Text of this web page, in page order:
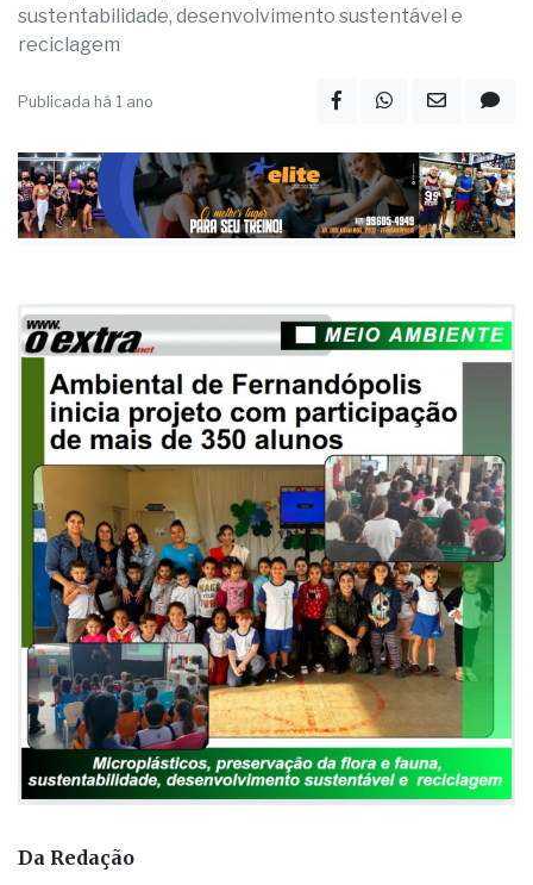
Microplásticos, preservação da flora e fauna,
sustentabilidade, desenvolvimento sustentável e